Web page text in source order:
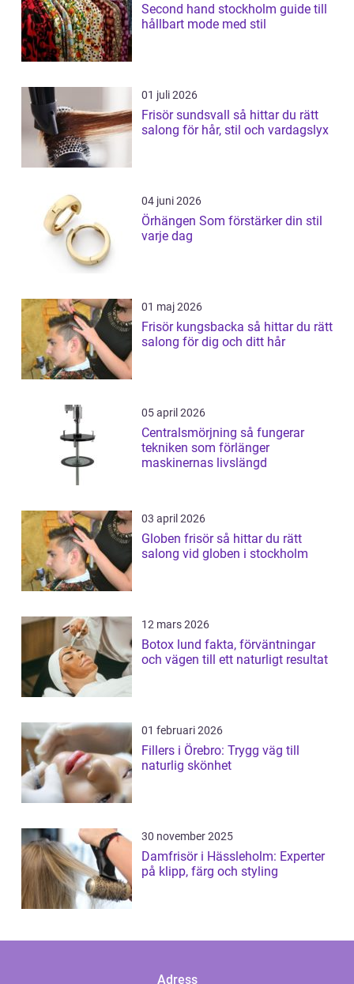
Second hand stockholm guide till
hållbart mode med stil
01 juli 2026
Frisör sundsvall så hittar du rätt
salong för hår, stil och vardagslyx
04 juni 2026
Örhängen Som förstärker din stil
varje dag
01 maj 2026
Frisör kungsbacka så hittar du rätt
salong för dig och ditt hår
05 april 2026
Centralsmörjning så fungerar
tekniken som förlänger
maskinernas livslängd
03 april 2026
Globen frisör så hittar du rätt
salong vid globen i stockholm
12 mars 2026
Botox lund fakta, förväntningar
och vägen till ett naturligt resultat
01 februari 2026
Fillers i Örebro: Trygg väg till
naturlig skönhet
30 november 2025
Damfrisör i Hässleholm: Experter
på klipp, färg och styling
Adress